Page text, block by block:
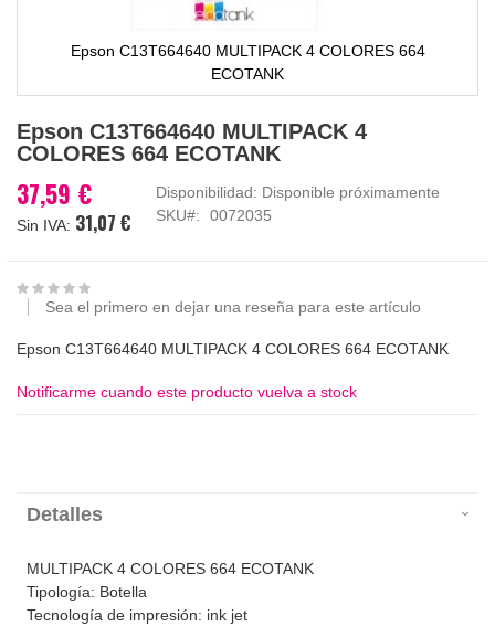
Epson C13T664640 MULTIPACK 4 COLORES 664
ECOTANK
al
comienzo
la
galería
Epson C13T664640 MULTIPACK 4
COLORES 664 ECOTANK
37,59 €
31,07 €
Disponibilidad: Disponible próximamente
SKU
0072035
Sea el primero en dejar una reseña para este artículo
Epson C13T664640 MULTIPACK 4 COLORES 664 ECOTANK
Notificarme cuando este producto vuelva a stock
Detalles
MULTIPACK 4 COLORES 664 ECOTANK
Tipología: Botella
Tecnología de impresión: ink jet